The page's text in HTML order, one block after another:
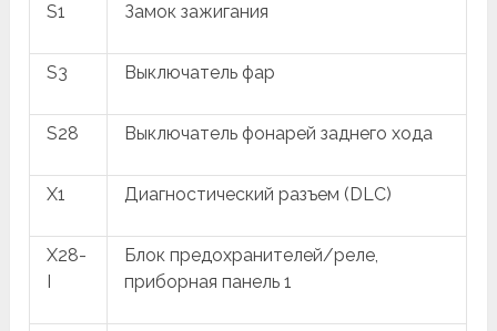
S1 Замок зажигания
S3 Выключатель фар
S28 Выключатель фонарей заднего хода
X1 Диагностический разъем (DLC)
X28-
Блок предохранителей/реле,
приборная панель 1